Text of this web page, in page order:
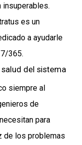
es un
a ayudarle
365.
del sistema
siempre al
de
para
de los problemas